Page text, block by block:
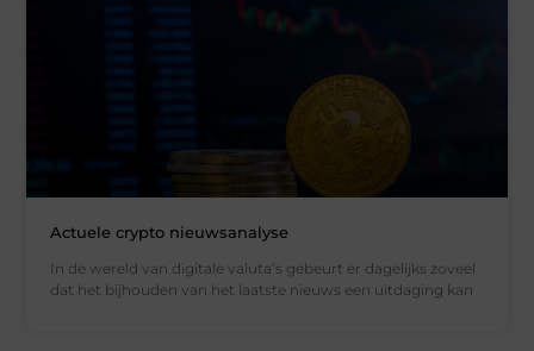
Actuele crypto nieuwsanalyse
In de wereld van digitale valuta’s gebeurt er dagelijks zoveel
dat het bijhouden van het laatste nieuws een uitdaging kan